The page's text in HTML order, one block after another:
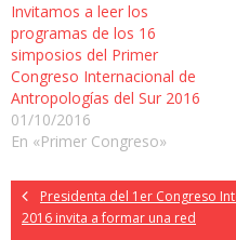
Invitamos a leer los
programas de los 16
simposios del Primer
Congreso Internacional de
Antropologías del Sur 2016
01/10/2016
En «Primer Congreso»
Presidenta del 1er Congreso
2016 invita a formar una red